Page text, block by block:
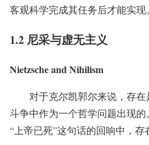
客观科学完成其任务后才能实现。
1.2 尼采与虚无主义
Nietzsche and Nihilism
对于克尔凯郭尔来说，存在
斗争中作为一个哲学问题出现
“上帝已死”这句话的回响中，存